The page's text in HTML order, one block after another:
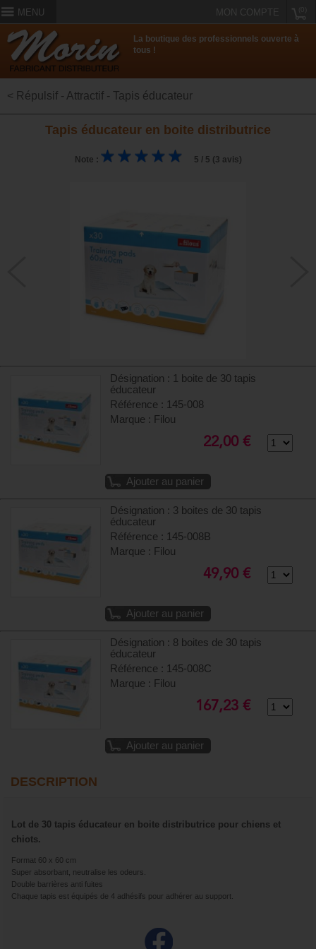
MENU MON COMPTE
La boutique des professionnels ouverte à
tous !
< Répulsif - Attractif - Tapis éducateur
Tapis éducateur en boite distributrice
Note : 5 / 5 (3 avis)
Désignation : 1 boite de 30 tapis
éducateur
Référence : 145-008
Marque : Filou
22,00 €
Ajouter au panier
Désignation : 3 boites de 30 tapis
éducateur
Référence : 145-008B
Marque : Filou
49,90 €
Ajouter au panier
Désignation : 8 boites de 30 tapis
éducateur
Référence : 145-008C
Marque : Filou
167,23 €
Ajouter au panier
DESCRIPTION
Lot de 30 tapis éducateur en boite distributrice pour chiens et
chiots.
Format 60 x 60 cm
Super absorbant, neutralise les odeurs.
Double barrières anti fuites
Chaque tapis est équipés de 4 adhésifs pour adhérer au support.